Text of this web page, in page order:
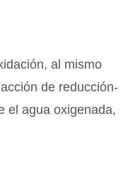
al mismo
de reducción-
el agua oxigenada,